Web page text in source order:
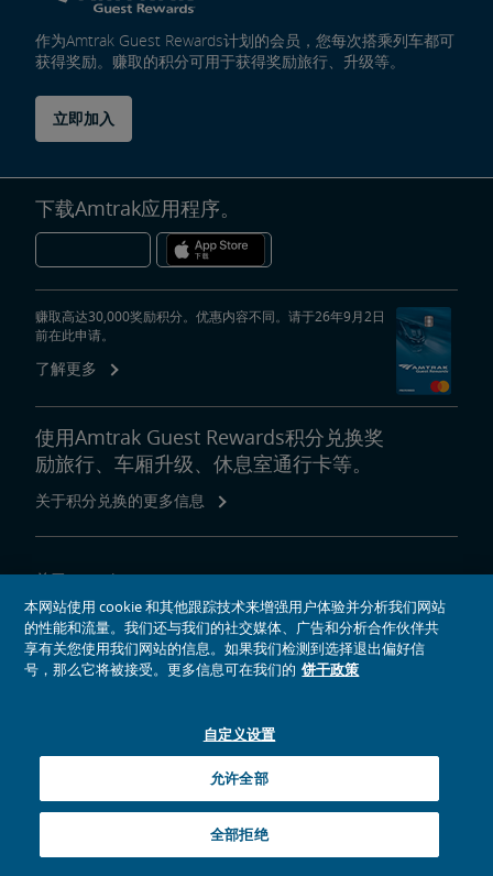
作为Amtrak Guest Rewards计划的会员，您每次搭乘列车都可
获得奖励。赚取的积分可用于获得奖励旅行、升级等。
立即加入
下载Amtrak应用程序。
赚取高达30,000奖励积分。优惠内容不同。请于26年9月2日
前在此申请。
了解更多
使用Amtrak Guest Rewards积分兑换奖
励旅行、车厢升级、休息室通行卡等。
关于积分兑换的更多信息
关于Amtrak
乘坐Amtrak列车旅行
网站工具
Amtrak的Facebook主页将在新窗口中打开
Amtrak的Twitter主页将在新窗口中打开
Amtrak的Instagram主页将在新窗口中打开
Amtrak的Linkedin主页将在新窗口中打开
Amtrak的YouTube主页将在新窗口中打开
Pinterest将在新窗口中打开
National Railroad Passenger Corporation
本网站使用 cookie 和其他跟踪技术来增强用户体验并分析我们网站
的性能和流量。我们还与我们的社交媒体、广告和分析合作伙伴共
享有关您使用我们网站的信息。如果我们检测到选择退出偏好信
号，那么它将被接受。更多信息可在我们的 饼干政策
自定义设置
全部拒绝
允许全部